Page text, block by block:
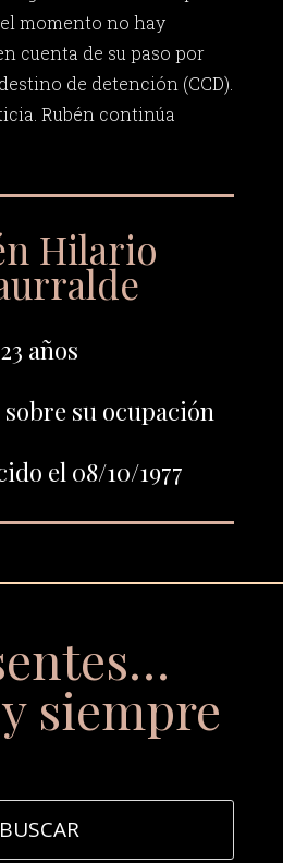
momento no hay
cuenta de su paso por
de detención (CCD).
Rubén continúa
Hilario
23 años
su ocupación
el 08/10/1977
siempre